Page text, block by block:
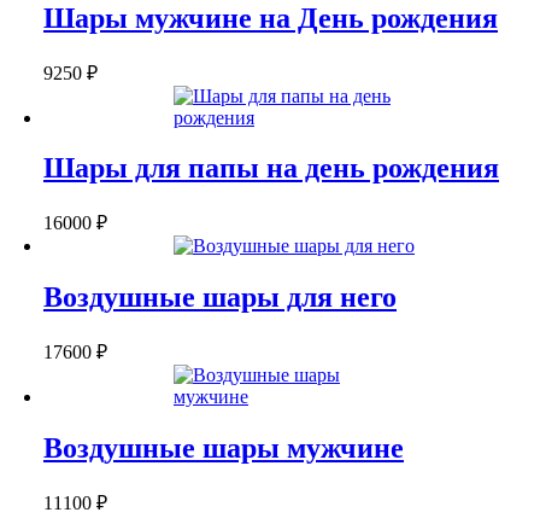
Шары мужчине на День рождения
9250 ₽
Шары для папы на день рождения
16000 ₽
Воздушные шары для него
17600 ₽
Воздушные шары мужчине
11100 ₽